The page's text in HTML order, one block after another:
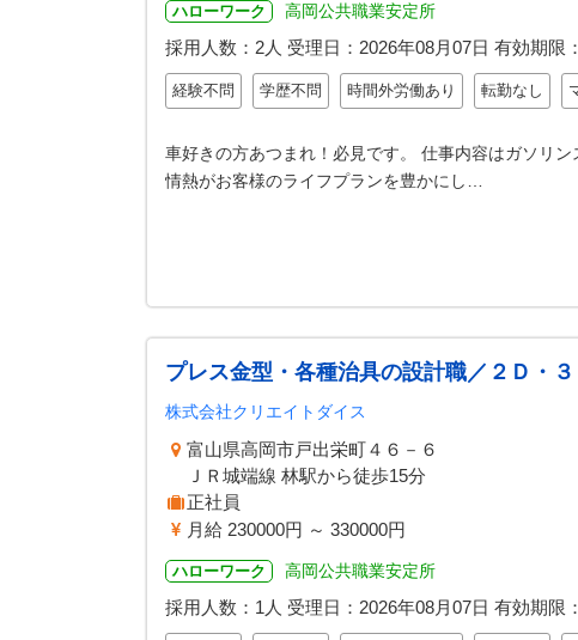
ハローワーク 高岡公共職業安定所
採用人数：2人 受理日： 2026年08月07日 有効期限：
経験不問 学歴不問 時間外労働あり 転勤なし
車好きの方あつまれ！必見です。 仕事内容はガソリ
情熱がお客様のライフプランを豊かにし…
プレス金型・各種治具の設計職／２Ｄ・
株式会社クリエイトダイス
富山県高岡市戸出栄町４６－６
ＪＲ城端線 林駅から徒歩15分
正社員
月給 230000円 ～ 330000円
ハローワーク 高岡公共職業安定所
採用人数：1人 受理日： 2026年08月07日 有効期限：